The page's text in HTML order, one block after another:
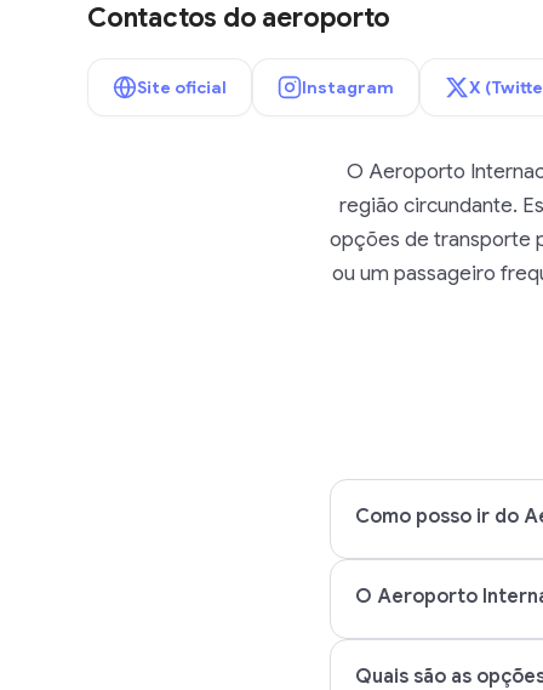
Contactos do aeroporto
Site oficial Instagram X
O Aeroporto
região circundante.
opções de transporte
ou um passageiro
Como posso ir do
O Aeroporto
Quais são as